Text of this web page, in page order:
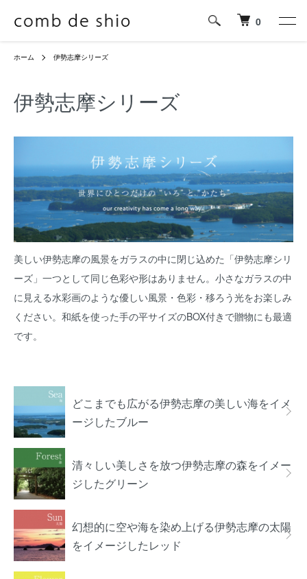
0
ホーム 伊勢志摩シリーズ
伊勢志摩シリーズ
美しい伊勢志摩の風景をガラスの中に閉じ込めた「伊勢志摩シリ
ーズ」一つとして同じ色彩や形はありません。小さなガラスの中
に見える水彩画のような優しい風景・色彩・移ろう光をお楽しみ
ください。和紙を使った手の平サイズのBOX付きで贈物にも最適
です。
グループ一覧どこまでも広がる伊勢志摩の美しい海をイメ
ージしたブルー
清々しい美しさを放つ伊勢志摩の森をイメー
ジしたグリーン
幻想的に空や海を染め上げる伊勢志摩の太陽
をイメージしたレッド